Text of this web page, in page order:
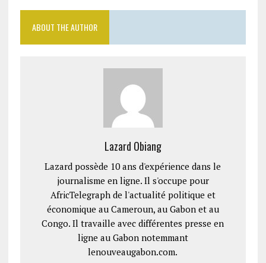
ABOUT THE AUTHOR
Lazard Obiang
Lazard possède 10 ans d'expérience dans le
journalisme en ligne. Il s'occupe pour
AfricTelegraph de l'actualité politique et
économique au Cameroun, au Gabon et au
Congo. Il travaille avec différentes presse en
ligne au Gabon notemmant
lenouveaugabon.com.